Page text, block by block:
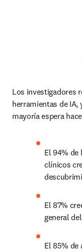
Los investigadores
herramientas de
mayoría espera
El 94% de
clínicos
El 87%
general
El 85% de